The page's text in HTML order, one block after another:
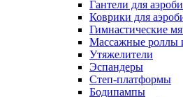
Гантели для
Коврики для
Гимнастические
Массажные роллы
Утяжелители
Эспандеры
Степ-платформы
Бодипампы